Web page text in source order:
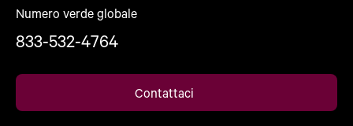
Numero verde globale
833-532-4764
Contattaci